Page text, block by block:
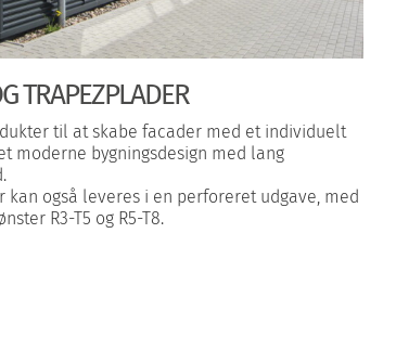
TRAPEZPLADER
til at skabe facader med et individuelt
moderne bygningsdesign med lang
kan også leveres i en perforeret udgave, med
R3-T5 og R5-T8.